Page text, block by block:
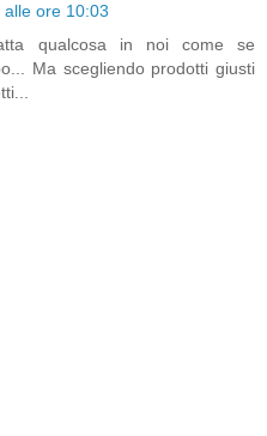
ore 10:03
qualcosa in noi come se
Ma scegliendo prodotti giusti